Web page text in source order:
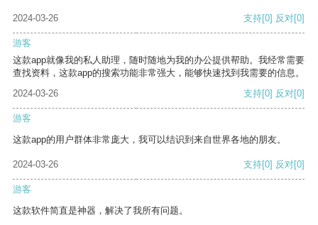
2024-03-26 支持[0] 反对[0]
游客
这款app就像我的私人助理，随时随地为我的办公提供帮助。我经常需要
查找资料，这款app的搜索功能非常强大，能够快速找到我需要的信息。
2024-03-26
支持[0] 反对[0]
游客
这款app的用户群体非常庞大，我可以结识到来自世界各地的朋友。
2024-03-26 支持[0] 反对[0]
游客
这款软件简直是神器，解决了我所有问题。